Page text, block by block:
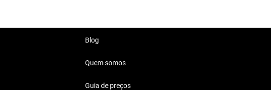
Blog
Quem somos
Guia de preços